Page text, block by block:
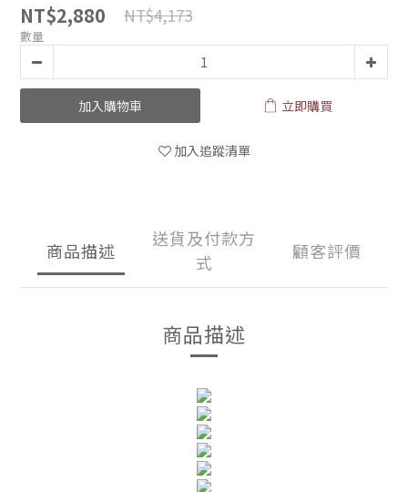
NT$2,880 NT$4,173
數量
加入購物車 立即購買
加入追蹤清單
商品描述
送貨及付款方
式
顧客評價
商品描述